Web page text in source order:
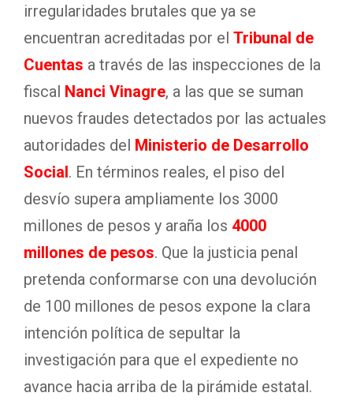
irregularidades brutales que ya se
encuentran acreditadas por el Tribunal de
Cuentas a través de las inspecciones de la
fiscal Nanci Vinagre, a las que se suman
nuevos fraudes detectados por las actuales
autoridades del Ministerio de Desarrollo
Social. En términos reales, el piso del
desvío supera ampliamente los 3000
millones de pesos y araña los 4000
millones de pesos. Que la justicia penal
pretenda conformarse con una devolución
de 100 millones de pesos expone la clara
intención política de sepultar la
investigación para que el expediente no
avance hacia arriba de la pirámide estatal.